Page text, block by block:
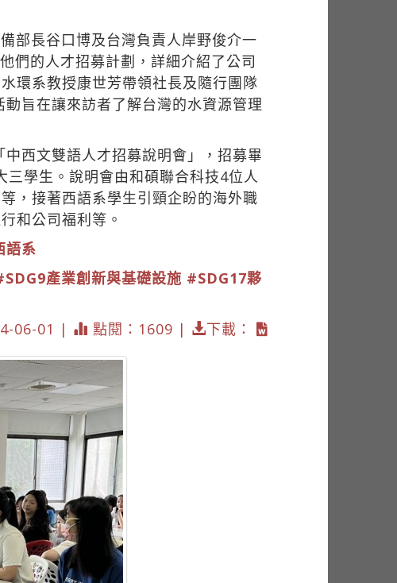
部長谷口博及台灣負責人岸野俊介一
們的人才招募計劃，詳細介紹了公司
環系教授康世芳帶領社長及隨行團隊
旨在讓來訪者了解台灣的水資源管理
西文雙語人才招募說明會」，招募畢
學生。說明會由和碩聯合科技4位人
，接著西語系學生引頸企盼的海外職
和公司福利等。
語系
產業創新與基礎設施 #SDG17夥
06-01 | 點閱：1609 | 下載：